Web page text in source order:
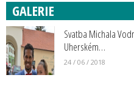
GALERIE
Svatba Michala
Uherském…
24 / 06 / 2018